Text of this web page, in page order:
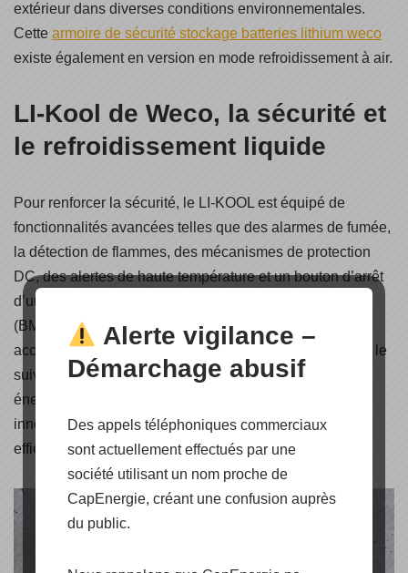
extérieur dans diverses conditions environnementales.
Cette armoire de sécurité stockage batteries lithium weco
existe également en version en mode refroidissement à air.
LI-Kool de Weco, la sécurité et
le refroidissement liquide
Pour renforcer la sécurité, le LI-KOOL est équipé de
fonctionnalités avancées telles que des alarmes de fumée,
la détection de flammes, des mécanismes de protection
DC, des alertes de haute température et un bouton d’arrêt
d’urgence. De plus, son système de gestion de batterie
(BMS) intégré assure une surveillance en temps réel,
accessible via l’application mobile Weco, facilitant ainsi le
suivi des performances et de la consommation
énergétique. Cette combinaison de technologies
innovantes fait du Weco LI-KOOL une solution fiable et
efficace pour les besoins énergétiques exigeants.
Alerte vigilance –
Démarchage abusif
Des appels téléphoniques commerciaux
sont actuellement effectués par une
société utilisant un nom proche de
CapEnergie, créant une confusion auprès
du public.